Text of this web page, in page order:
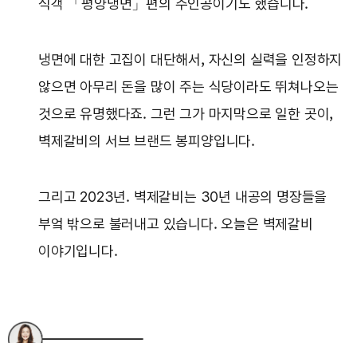
식객 「평양냉면」편의 주인공이기도 했습니다.
냉면에 대한 고집이 대단해서, 자신의 실력을 인정하지
않으면 아무리 돈을 많이 주는 식당이라도 뛰쳐나오는
것으로 유명했다죠. 그런 그가 마지막으로 일한 곳이,
벽제갈비의 서브 브랜드 봉피양입니다.
그리고 2023년. 벽제갈비는 30년 내공의 명장들을
부엌 밖으로 불러내고 있습니다. 오늘은 벽제갈비
이야기입니다.